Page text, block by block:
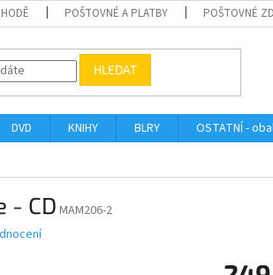
POŠTOVNÉ A PLATBY POŠTOVNÉ
HLEDAT
DVD KNIHY BLRY
OSTATNÍ -
- CDMAM206-2